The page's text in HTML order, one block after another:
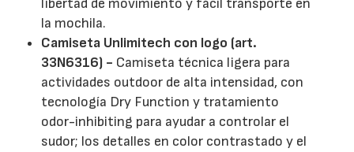
libertad de movimiento y fácil transporte en
la mochila.
Camiseta Unlimitech con logo (art.
33N6316) - Camiseta técnica ligera para
actividades outdoor de alta intensidad, con
tecnología Dry Function y tratamiento
odor-inhibiting para ayudar a controlar el
sudor; los detalles en color contrastado y el